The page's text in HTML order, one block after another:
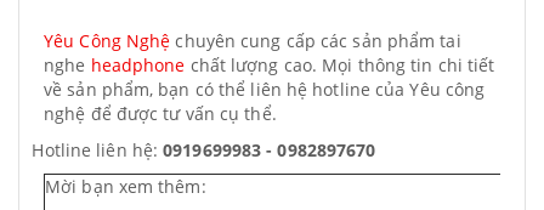
Yêu Công Nghệ chuyên cung cấp các sản phẩm tai
nghe headphone chất lượng cao. Mọi thông tin chi tiết
về sản phẩm, bạn có thể liên hệ hotline của Yêu công
nghệ để được tư vấn cụ thể.
Hotline liên hệ:0919699983 - 0982897670
Mời bạn xem thêm: